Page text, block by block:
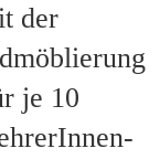
der
je 10